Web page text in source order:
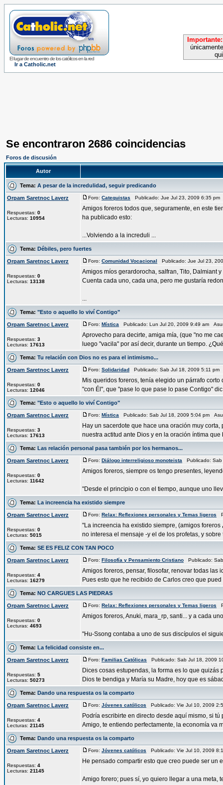
El lugar de encuentro de los católicos en la red
Ir a Catholic.net
Importante:
Se encontraron 2686 coincidencias
Foros de discusión
Autor
Tema: A pesar de la incredulidad, seguir predicando
Orpam Saretnoc Laverz
Respuestas: 0
Lecturas: 10954
Foro: Catequistas Publicado: Jue Jul 23, 2009 6:35
Amigos foreros todos que, seguramente, en este
ha publicado esto:
...Volviendo a la increduli ...
Tema: Débiles, pero fuertes
Orpam Saretnoc Laverz
Respuestas: 0
Lecturas: 13138
Foro: Comunidad Vocacional Publicado: Jue Jul 23,
Amigos míos gerardorocha, salfran, Tito, Dalmiant
Cuenta cada uno, cada una, pero me gustaría
...
Tema: "Esto o aquello lo viví Contigo"
Orpam Saretnoc Laverz
Respuestas: 3
Lecturas: 17613
Foro: Mística Publicado: Lun Jul 20, 2009 9:49 am
Aprovecho para decirte, amiga mía, (que "no me
luego "vacila" por así decir, durante un tiempo.
Tema: Tu relación con Dios no es para el intimismo...
Orpam Saretnoc Laverz
Respuestas: 0
Lecturas: 12046
Foro: Solidaridad Publicado: Sab Jul 18, 2009 5:11
Mis queridos foreros, tenía elegido un párrafo
"con Él", que "pase lo que pase lo pase Contigo" dic
Tema: "Esto o aquello lo viví Contigo"
Orpam Saretnoc Laverz
Respuestas: 3
Lecturas: 17613
Foro: Mística Publicado: Sab Jul 18, 2009 5:04 pm
Hay un sacerdote que hace una oración muy
nuestra actitud ante Dios y en la oración íntima que
Tema: Las relación personal pasa también por los hermanos...
Orpam Saretnoc Laverz
Respuestas: 0
Lecturas: 11642
Foro: Diálogo interreligioso monoteista Publicado:
Amigos foreros, siempre os tengo presentes,
"Desde el principio o con el tiempo, aunque uno
Tema: La increencia ha existido siempre
Orpam Saretnoc Laverz
Respuestas: 0
Lecturas: 5015
Foro: Relax: Reflexiones personales y Temas ligeros
"La increencia ha existido siempre, (amigos
no interesa el mensaje -y el de los profetas, y sobre
Tema: SE ES FELIZ CON TAN POCO
Orpam Saretnoc Laverz
Respuestas: 4
Lecturas: 16279
Foro: Filosofía y Pensamiento Cristiano Publicado:
Amigos foreros, pensar, filosofar, renovar todas
Pues esto que he recibido de Carlos creo que pued
Tema: NO CARGUES LAS PIEDRAS
Orpam Saretnoc Laverz
Respuestas: 0
Lecturas: 4693
Foro: Relax: Reflexiones personales y Temas ligeros
Amigos foreros, Anuki, mara_rp, santi... y a cada
"Hu-Ssong contaba a uno de sus discípulos el
Tema: La felicidad consiste en...
Orpam Saretnoc Laverz
Respuestas: 5
Lecturas: 50273
Foro: Familias Católicas Publicado: Sab Jul 18, 2009
Dices cosas estupendas, la forma es lo que
Dios te bendiga y María su Madre, hoy que es
Tema: Dando una respuesta os la comparto
Orpam Saretnoc Laverz
Respuestas: 4
Lecturas: 21145
Foro: Jóvenes católicos Publicado: Vie Jul 10, 2009
Podría escribirte en directo desde aquí mismo, si
Amigo, te entiendo perfectamente, la economía va
Tema: Dando una respuesta os la comparto
Orpam Saretnoc Laverz
Respuestas: 4
Lecturas: 21145
Foro: Jóvenes católicos Publicado: Vie Jul 10, 2009
He pensado compartir esto que creo puede ser un
Amigo forero; pues sí, yo quiero llegar a una meta,